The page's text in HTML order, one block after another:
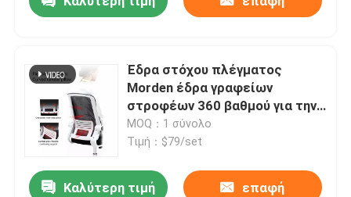
Έδρα στόχου πλέγματος
Morden έδρα γραφείων
στροφέων 360 βαθμού για την
αίθουσα συνεδριάσεων
MOQ：1 σύνολο
Τιμή：$79/set
Καλύτερη τιμή επαφή